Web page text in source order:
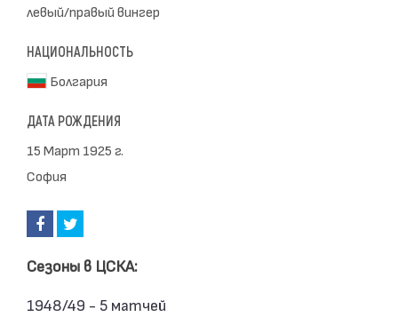
левый/правый вингер
НАЦИОНАЛЬНОСТЬ
Болгария
ДАТА РОЖДЕНИЯ
15 Март 1925 г.
София
Сезоны в ЦСКА:
1948/49 - 5 матчей